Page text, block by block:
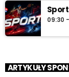
Sport
09:30
ARTYKUŁY